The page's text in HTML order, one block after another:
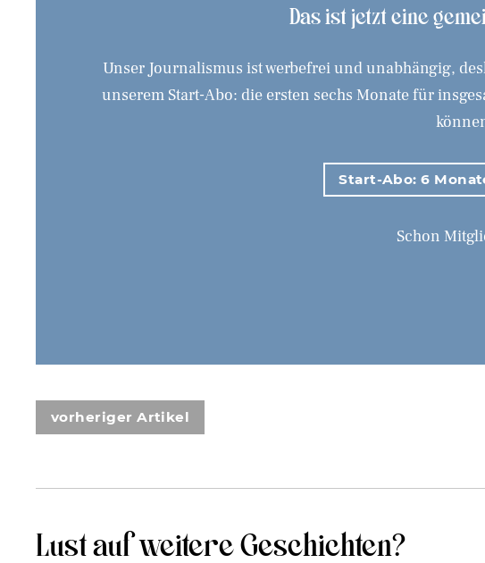
Das ist jetzt eine
Unser Journalismus ist werbefrei und unabhängig,
unserem Start-Abo: die ersten sechs Monate für
Start-Abo: 6
Schon
vorheriger Artikel
Lust auf weitere Geschichten?